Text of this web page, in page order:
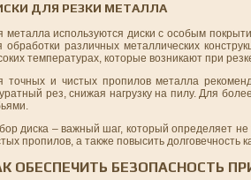
ДЛЯ РЕЗКИ МЕТАЛЛА
металла используются диски с особым
обработки различных металлических
температурах, которые возникают при
точных и чистых пропилов металла
рез, снижая нагрузку на пилу. Для
диска – важный шаг, который определяет
пропилов, а также повысить долговечность
ОБЕСПЕЧИТЬ БЕЗОПАСНОСТЬ